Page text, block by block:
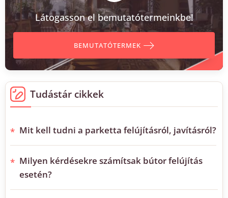
Látogasson el bemutatótermeinkbe!
BEMUTATÓTERMEK
Tudástár cikkek
Mit kell tudni a parketta felújításról, javításról?
Milyen kérdésekre számítsak bútor felújítás
esetén?